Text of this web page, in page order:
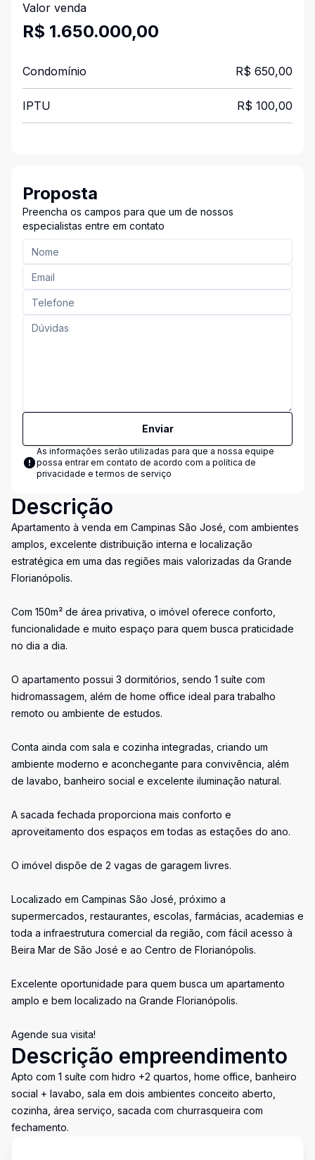
Valor venda
R$ 1.650.000,00
Condomínio R$ 650,00
IPTU R$ 100,00
Proposta
Preencha os campos para que um de nossos
especialistas entre em contato
Enviar
As informações serão utilizadas para que a nossa equipe
possa entrar em contato de acordo com a política de
privacidade e termos de serviço
Descrição
Apartamento à venda em Campinas São José, com ambientes
amplos, excelente distribuição interna e localização
estratégica em uma das regiões mais valorizadas da Grande
Florianópolis.
Com 150m² de área privativa, o imóvel oferece conforto,
funcionalidade e muito espaço para quem busca praticidade
no dia a dia.
O apartamento possui 3 dormitórios, sendo 1 suíte com
hidromassagem, além de home office ideal para trabalho
remoto ou ambiente de estudos.
Conta ainda com sala e cozinha integradas, criando um
ambiente moderno e aconchegante para convivência, além
de lavabo, banheiro social e excelente iluminação natural.
A sacada fechada proporciona mais conforto e
aproveitamento dos espaços em todas as estações do ano.
O imóvel dispõe de 2 vagas de garagem livres.
Localizado em Campinas São José, próximo a
supermercados, restaurantes, escolas, farmácias, academias e
toda a infraestrutura comercial da região, com fácil acesso à
Beira Mar de São José e ao Centro de Florianópolis.
Excelente oportunidade para quem busca um apartamento
amplo e bem localizado na Grande Florianópolis.
Agende sua visita!
Descrição empreendimento
Apto com 1 suíte com hidro +2 quartos, home office, banheiro
social + lavabo, sala em dois ambientes conceito aberto,
cozinha, área serviço, sacada com churrasqueira com
fechamento.